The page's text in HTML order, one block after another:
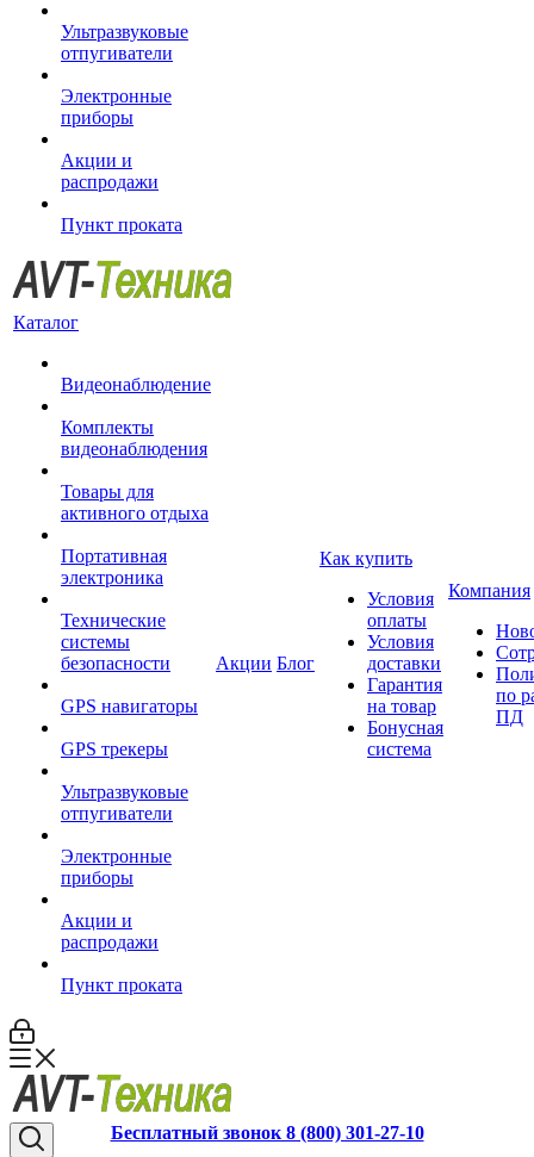
Ультразвуковые
отпугиватели
Электронные
приборы
Акции и
распродажи
Пункт проката
Каталог
Видеонаблюдение
Комплекты
видеонаблюдения
Товары для
активного отдыха
Портативная
электроника
Технические
системы
безопасности
GPS навигаторы
GPS трекеры
Ультразвуковые
отпугиватели
Электронные
приборы
Акции и
распродажи
Пункт проката
Акции Блог
Как купить
Условия
оплаты
Условия
доставки
Гарантия
на товар
Бонусная
система
Компания
по
ПД
Бесплатный звонок 8 (800) 301-27-10